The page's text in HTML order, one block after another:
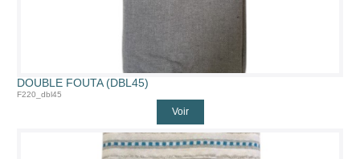
DOUBLE FOUTA (DBL45)
F220_dbl45
Voir